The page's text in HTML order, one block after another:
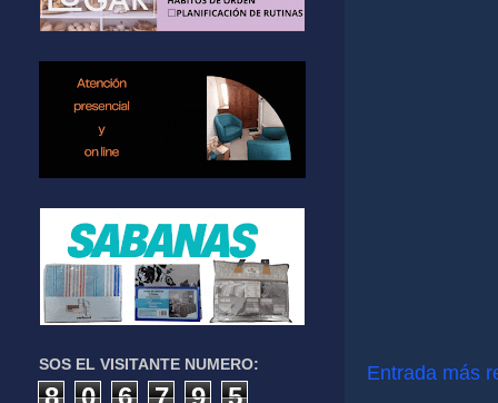
Entrada más
SOS EL VISITANTE NUMERO:
8 0 6 7 9 5